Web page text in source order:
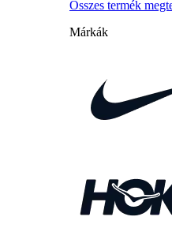
Összes termék
Márkák